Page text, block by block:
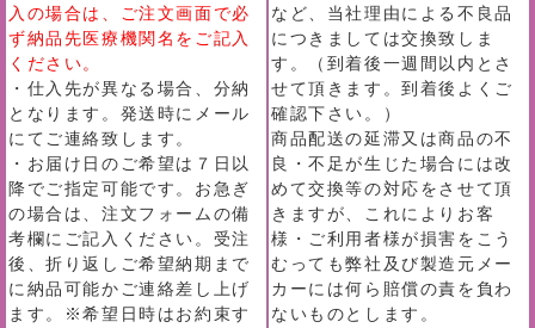
入の場合は、ご注文画面で必
ず納品先医療機関名をご記入
ください。
・仕入先が異なる場合、分納
となります。発送時にメール
にてご連絡致します。
・お届け日のご希望は７日以
降でご指定可能です。お急ぎ
の場合は、注文フォームの備
考欄にご記入ください。受注
後、折り返しご希望納期まで
に納品可能かご連絡差し上げ
ます。※希望日時はお約束す
など、当社理由による不良品
につきましては交換致しま
す。（到着後一週間以内とさ
せて頂きます。到着後よくご
確認下さい。）
商品配送の延滞又は商品の不
良・不足が生じた場合には改
めて交換等の対応をさせて頂
きますが、これによりお客
様・ご利用者様が損害をこう
むっても弊社及び製造元メー
カーには何ら賠償の責を負わ
ないものとします。